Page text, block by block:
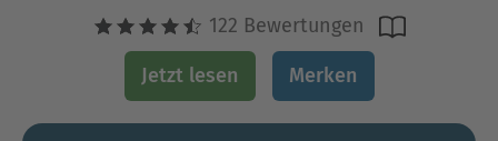
122 Bewertungen
Jetzt lesen Merken